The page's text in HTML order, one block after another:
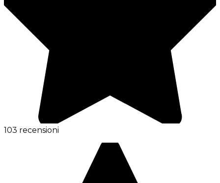
103 recensioni